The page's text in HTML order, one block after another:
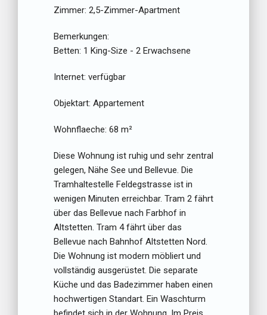
Zimmer: 2,5-Zimmer-Apartment
Bemerkungen:
Betten: 1 King-Size - 2 Erwachsene
Internet: verfügbar
Objektart: Appartement
Wohnflaeche: 68 m²
Diese Wohnung ist ruhig und sehr zentral
gelegen, Nähe See und Bellevue. Die
Tramhaltestelle Feldegstrasse ist in
wenigen Minuten erreichbar. Tram 2 fährt
über das Bellevue nach Farbhof in
Altstetten. Tram 4 fährt über das
Bellevue nach Bahnhof Altstetten Nord.
Die Wohnung ist modern möbliert und
vollständig ausgerüstet. Die separate
Küche und das Badezimmer haben einen
hochwertigen Standart. Ein Waschturm